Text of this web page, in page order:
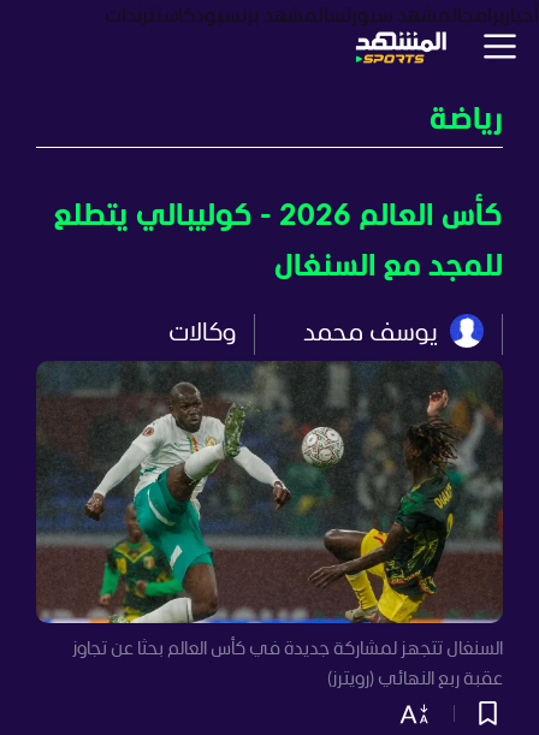
أخبار برامجالمشهد سبورتسالمشهد بزنسبودكاستترندات
رياضة
كأس العالم 2026 - كوليبالي يتطلع
للمجد مع السنغال
يوسف محمد وكالات
السنغال تتجهز لمشاركة جديدة في كأس العالم بحثا عن تجاوز
عقبة ربع النهائي (رويترز)